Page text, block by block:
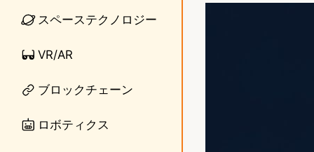
スペーステクノロジー
VR/AR
ブロックチェーン
ロボティクス